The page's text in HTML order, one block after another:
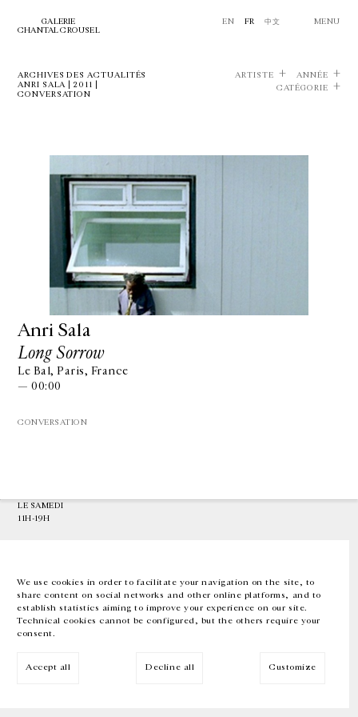
We use cookies in order to facilitate your navigation on the site, to
share content on social networks and other online platforms, and to
establish statistics aiming to improve your experience on our site.
Technical cookies cannot be configured, but the others require your
consent.
Accept all Decline all Customize
GALERIE
CHANTAL CROUSEL
EN FR 中文 MENU
ARCHIVES DES ACTUALITÉS
ANRI SALA | 2011 |
CONVERSATION
ARTISTE
ANNÉE
CATÉGORIE
Anri Sala
Long Sorrow
Le Bal, Paris, France
— 00:00
CONVERSATION
T.+33 1 42 77 38 87
LE SAMEDI
11H-19H
EN FR 中文 Facebook Instagram
Inscrivez-vous à notre newsletter